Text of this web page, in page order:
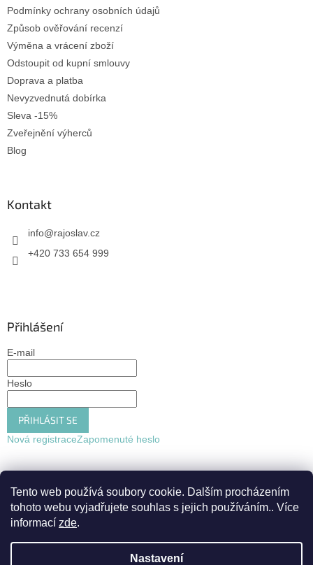
Tento web používá soubory cookie. Dalším procházením
tohoto webu vyjadřujete souhlas s jejich používáním.. Více
informací zde.
Nastavení
Podmínky ochrany osobních údajů
Způsob ověřování recenzí
Výměna a vrácení zboží
Odstoupit od kupní smlouvy
Doprava a platba
Nevyzvednutá dobírka
Sleva -15%
Zveřejnění výherců
Blog
Kontakt
info@rajoslav.cz
+420 733 654 999
Přihlášení
E-mail
Heslo
PŘIHLÁSIT SE
Nová registraceZapomenuté heslo
Vytvořil Shoptet